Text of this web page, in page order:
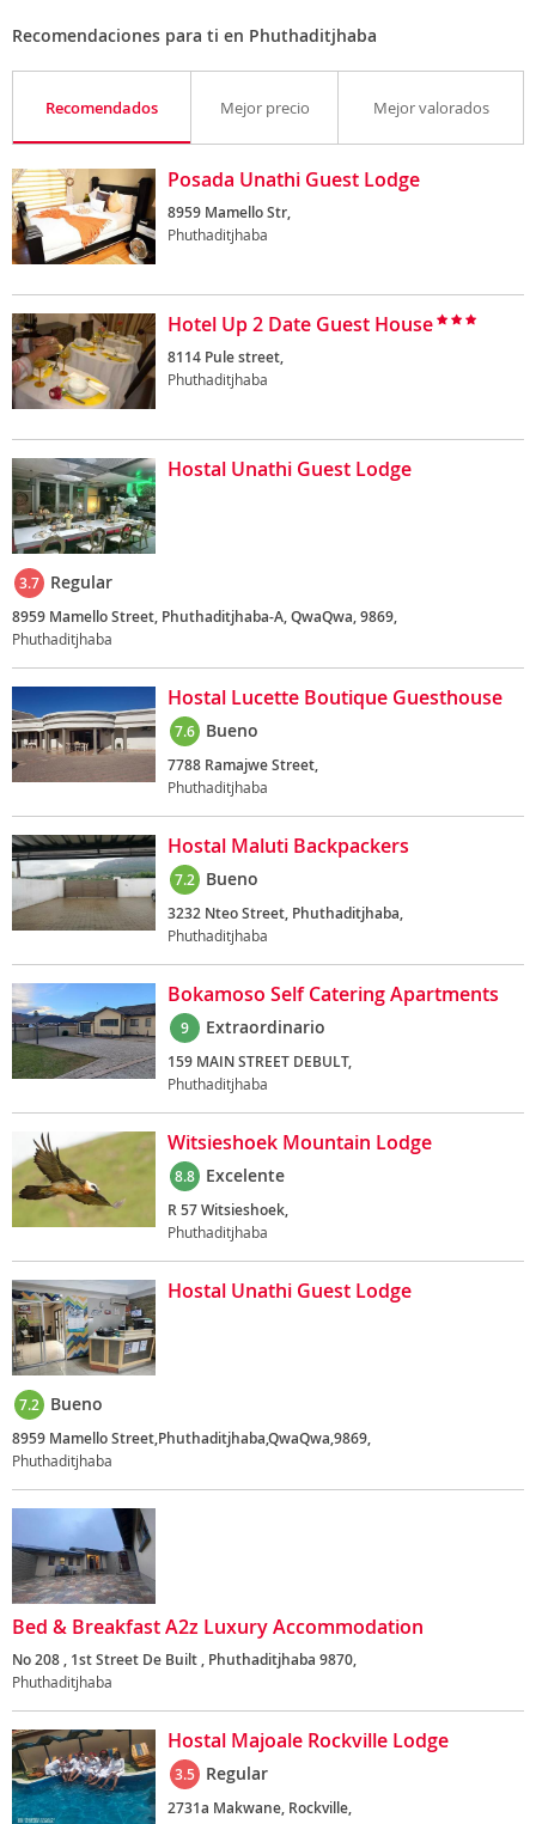
Recomendaciones para ti en Phuthaditjhaba
Recomendados Mejor precio Mejor valorados
Posada Unathi Guest Lodge
8959 Mamello Str,
Phuthaditjhaba
Hotel Up 2 Date Guest House
8114 Pule street,
Phuthaditjhaba
Hostal Unathi Guest Lodge
3.7 Regular
8959 Mamello Street, Phuthaditjhaba-A, QwaQwa, 9869,
Phuthaditjhaba
Hostal Lucette Boutique Guesthouse
7.6 Bueno
7788 Ramajwe Street,
Phuthaditjhaba
Hostal Maluti Backpackers
7.2 Bueno
3232 Nteo Street, Phuthaditjhaba,
Phuthaditjhaba
Bokamoso Self Catering Apartments
9 Extraordinario
159 MAIN STREET DEBULT,
Phuthaditjhaba
Witsieshoek Mountain Lodge
8.8 Excelente
R 57 Witsieshoek,
Phuthaditjhaba
Hostal Unathi Guest Lodge
7.2 Bueno
8959 Mamello Street,Phuthaditjhaba,QwaQwa,9869,
Phuthaditjhaba
Bed & Breakfast A2z Luxury Accommodation
No 208 , 1st Street De Built , Phuthaditjhaba 9870,
Phuthaditjhaba
Hostal Majoale Rockville Lodge
3.5 Regular
2731a Makwane, Rockville,